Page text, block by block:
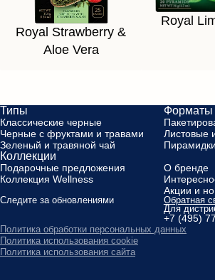
Royal Strawberry &
Aloe Vera
Royal
Обратная
Для
+7 (495)
Следите за обновлениями
Типы
Классические черные
Черные с фруктами и травами
Зеленый и травяной чай
Форматы
Листовые
Пирамидки
Коллекции
Подарочные предложения
Коллекция Wellness
О бренде
Акции и
Политика обработки персональных данных
Политика использования cookie
Политика использования сайта